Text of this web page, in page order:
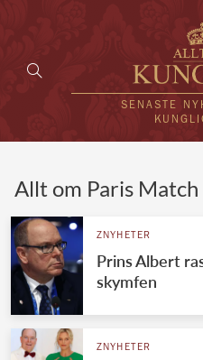
SENASTE
VÄRLDENS
Allt om Paris Match
ZNYHETER
Prins Albert
skymfen
ZNYHETER